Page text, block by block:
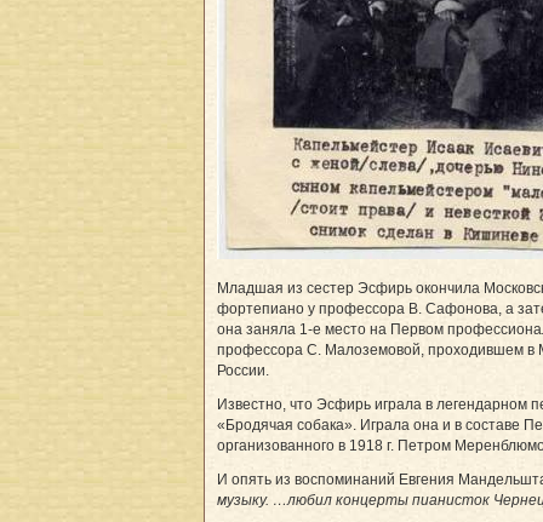
Младшая из сестер Эсфирь окончила
фортепиано у профессора В. Сафонова, а
она заняла 1-е место на Первом
профессора С. Малоземовой, проходившем в
России.
Известно, что Эсфирь играла в легендарном
«Бродячая собака». Играла она и в составе
организованного в 1918 г. Петром
И опять из воспоминаний Евгения
музыку. …любил концерты пианисток